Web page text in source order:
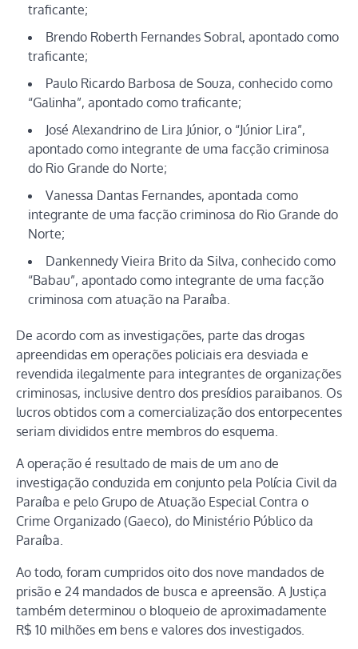
traficante;
Brendo Roberth Fernandes Sobral, apontado como
traficante;
Paulo Ricardo Barbosa de Souza, conhecido como
“Galinha”, apontado como traficante;
José Alexandrino de Lira Júnior, o “Júnior Lira”,
apontado como integrante de uma facção criminosa
do Rio Grande do Norte;
Vanessa Dantas Fernandes, apontada como
integrante de uma facção criminosa do Rio Grande do
Norte;
Dankennedy Vieira Brito da Silva, conhecido como
“Babau”, apontado como integrante de uma facção
criminosa com atuação na Paraíba.
De acordo com as investigações, parte das drogas
apreendidas em operações policiais era desviada e
revendida ilegalmente para integrantes de organizações
criminosas, inclusive dentro dos presídios paraibanos. Os
lucros obtidos com a comercialização dos entorpecentes
seriam divididos entre membros do esquema.
A operação é resultado de mais de um ano de
investigação conduzida em conjunto pela Polícia Civil da
Paraíba e pelo Grupo de Atuação Especial Contra o
Crime Organizado (Gaeco), do Ministério Público da
Paraíba.
Ao todo, foram cumpridos oito dos nove mandados de
prisão e 24 mandados de busca e apreensão. A Justiça
também determinou o bloqueio de aproximadamente
R$ 10 milhões em bens e valores dos investigados.